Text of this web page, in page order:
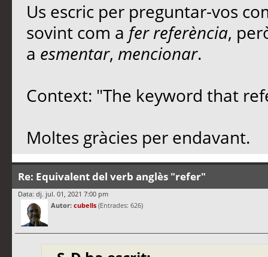
Us escric per preguntar-vos
sovint com a fer referència,
a esmentar, mencionar.
Context: "The keyword that
Moltes gràcies per endavant.
Re: Equivalent del verb anglès "refer"
Data: dj. jul. 01, 2021 7:00 pm
Autor: cubells (Entrades: 626)